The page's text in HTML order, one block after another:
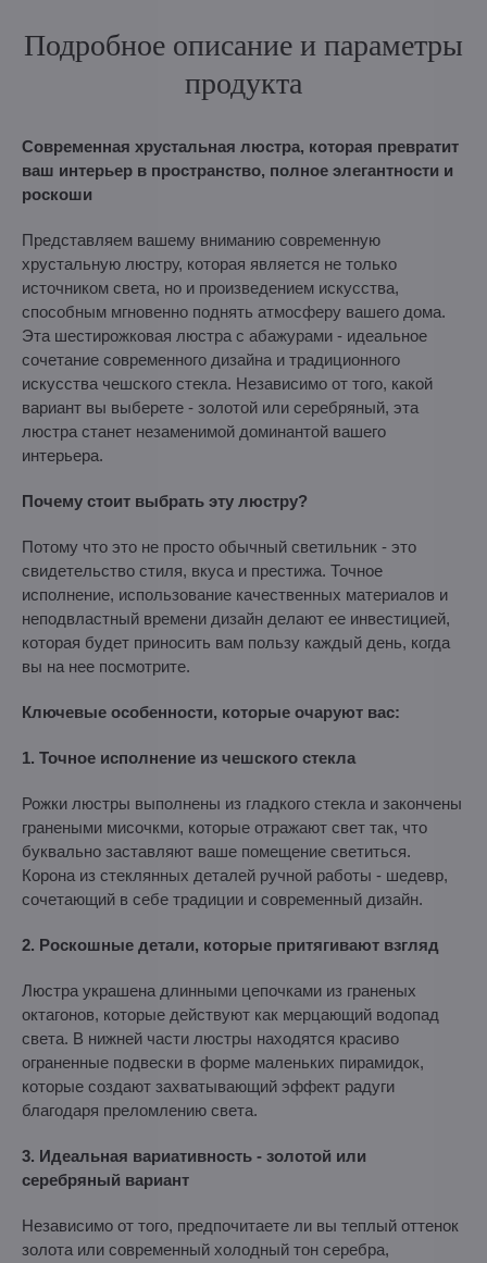
Подробное описание и параметры
продукта
Современная хрустальная люстра, которая превратит
ваш интерьер в пространство, полное элегантности и
роскоши
Представляем вашему вниманию современную
хрустальную люстру, которая является не только
источником света, но и произведением искусства,
способным мгновенно поднять атмосферу вашего дома.
Эта шестирожковая люстра с абажурами - идеальное
сочетание современного дизайна и традиционного
искусства чешского стекла. Независимо от того, какой
вариант вы выберете - золотой или серебряный, эта
люстра станет незаменимой доминантой вашего
интерьера.
Почему стоит выбрать эту люстру?
Потому что это не просто обычный светильник - это
свидетельство стиля, вкуса и престижа. Точное
исполнение, использование качественных материалов и
неподвластный времени дизайн делают ее инвестицией,
которая будет приносить вам пользу каждый день, когда
вы на нее посмотрите.
Ключевые особенности, которые очаруют вас:
1. Точное исполнение из чешского стекла
Рожки люстры выполнены из гладкого стекла и закончены
гранеными мисочкми, которые отражают свет так, что
буквально заставляют ваше помещение светиться.
Корона из стеклянных деталей ручной работы - шедевр,
сочетающий в себе традиции и современный дизайн.
2. Роскошные детали, которые притягивают взгляд
Люстра украшена длинными цепочками из граненых
октагонов, которые действуют как мерцающий водопад
света. В нижней части люстры находятся красиво
ограненные подвески в форме маленьких пирамидок,
которые создают захватывающий эффект радуги
благодаря преломлению света.
3. Идеальная вариативность - золотой или
серебряный вариант
Независимо от того, предпочитаете ли вы теплый оттенок
золота или современный холодный тон серебра,